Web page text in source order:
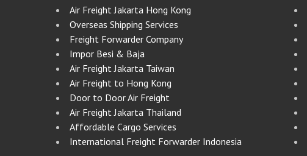
Air Freight Jakarta Hong Kong
Overseas Shipping Services
Freight Forwarder Company
Impor Besi & Baja
Air Freight Jakarta Taiwan
Air Freight to Hong Kong
Door to Door Air Freight
Air Freight Jakarta Thailand
Affordable Cargo Services
International Freight Forwarder Indonesia